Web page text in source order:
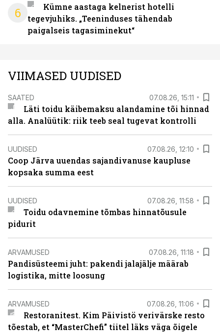
6
Kümne aastaga kelnerist hotelli
tegevjuhiks. „Teeninduses tähendab
paigalseis tagasiminekut“
VIIMASED UUDISED
SAATED 07.08.26, 15:11
Läti toidu käibemaksu alandamine tõi hinnad
alla. Analüütik: riik teeb seal tugevat kontrolli
UUDISED 07.08.26, 12:10
Coop Järva uuendas sajandivanuse kaupluse
kopsaka summa eest
UUDISED 07.08.26, 11:58
Toidu odavnemine tõmbas hinnatõusule
pidurit
ARVAMUSED 07.08.26, 11:18
Pandisüsteemi juht: pakendi jalajälje määrab
logistika, mitte loosung
ARVAMUSED 07.08.26, 11:06
Restoranitest. Kim Päivistö verivärske resto
tõestab, et “MasterChefi” tiitel läks väga õigele